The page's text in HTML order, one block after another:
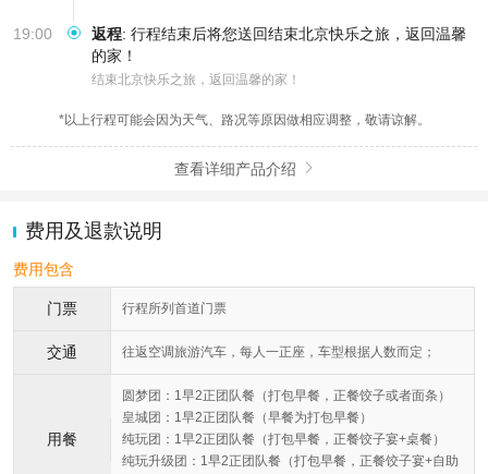
19:00 返程: 行程结束后将您送回结束北京快乐之旅，返回温馨
的家！
结束北京快乐之旅，返回温馨的家！
*以上行程可能会因为天气、路况等原因做相应调整，敬请谅解。
查看详细产品介绍 
费用及退款说明
费用包含
门票 行程所列首道门票
交通 往返空调旅游汽车，每人一正座，车型根据人数而定；
用餐
圆梦团：1早2正团队餐（打包早餐，正餐饺子或者面条）
皇城团：1早2正团队餐（早餐为打包早餐）
纯玩团：1早2正团队餐（打包早餐，正餐饺子宴+桌餐）
纯玩升级团：1早2正团队餐（打包早餐，正餐饺子宴+自助